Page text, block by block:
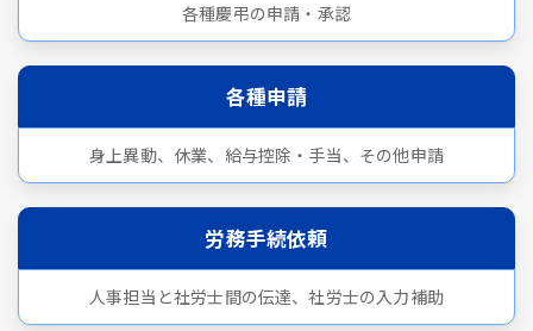
各種慶弔の申請・承認
各種申請
身上異動、休業、給与控除・手当、その他申請
労務手続依頼
人事担当と社労士間の伝達、社労士の入力補助